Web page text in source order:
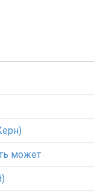
может